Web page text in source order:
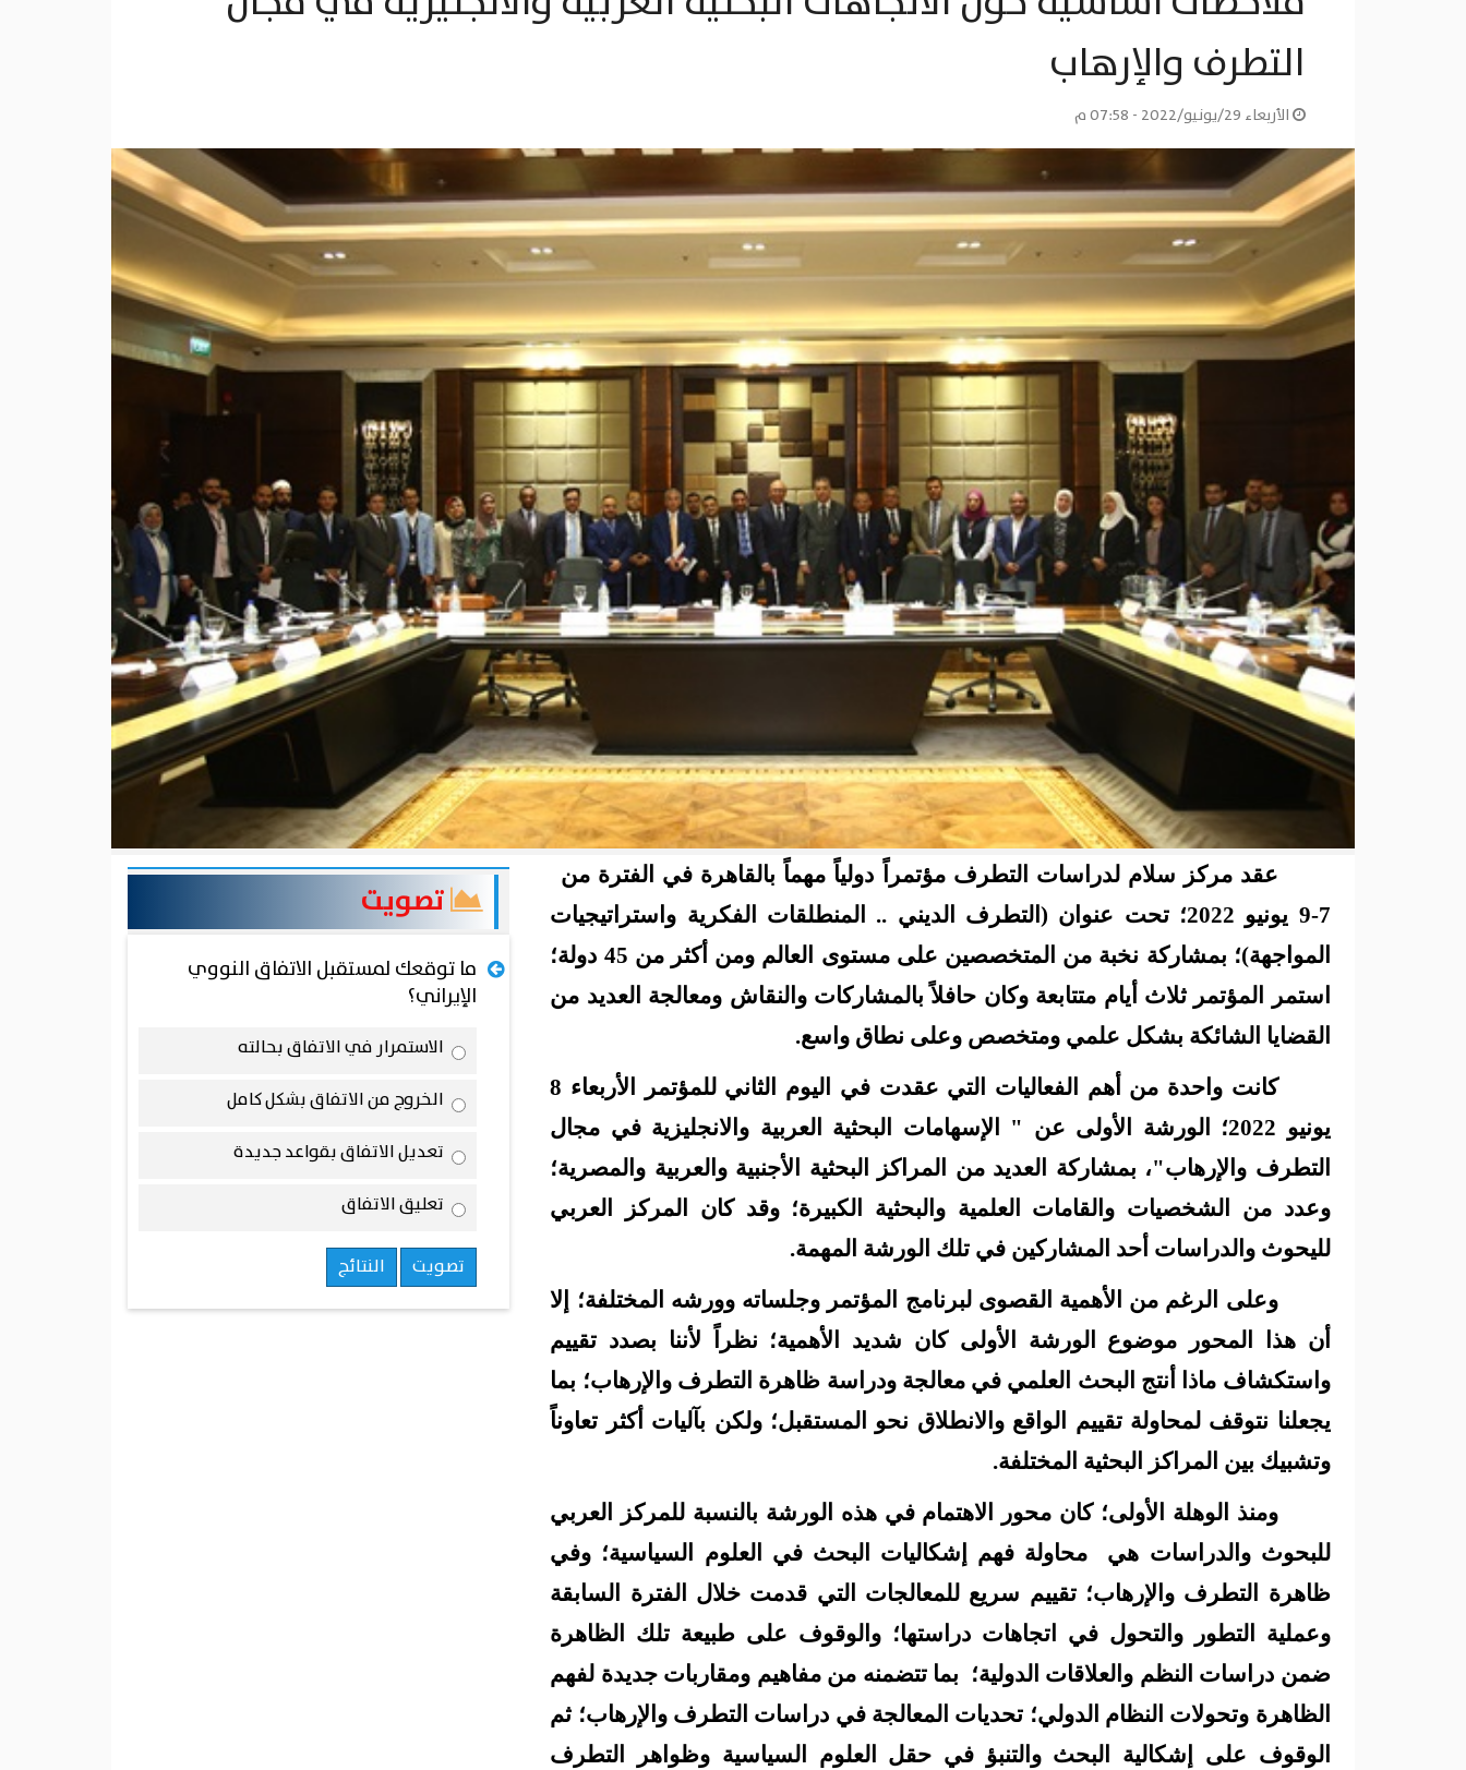
التطرف والإرهاب
الأربعاء 29/يونيو/2022 - 07:58 م
عقد مركز سلام لدراسات التطرف مؤتمراً دولياً مهماً بالقاهرة في الفترة من
7-9 يونيو 2022؛ تحت عنوان (التطرف الديني .. المنطلقات الفكرية واستراتيجيات
المواجهة)؛ بمشاركة نخبة من المتخصصين على مستوى العالم ومن أكثر من 45 دولة؛
استمر المؤتمر ثلاث أيام متتابعة وكان حافلاً بالمشاركات والنقاش ومعالجة العديد من
القضايا الشائكة بشكل علمي ومتخصص وعلى نطاق واسع.
كانت واحدة من أهم الفعاليات التي عقدت في اليوم الثاني للمؤتمر الأربعاء 8
يونيو 2022؛ الورشة الأولى عن " الإسهامات
البحثية العربية والانجليزية في مجال
التطرف والإرهاب"، بمشاركة العديد من المراكز البحثية الأجنبية والعربية والمصرية؛
وعدد من الشخصيات والقامات العلمية والبحثية الكبيرة؛ وقد كان المركز العربي
لليحوث والدراسات أحد المشاركين في تلك الورشة المهمة.
وعلى الرغم من الأهمية القصوى لبرنامج المؤتمر وجلساته وورشه المختلفة؛ إلا
أن هذا المحور موضوع الورشة الأولى كان شديد الأهمية؛ نظراً لأننا بصدد تقييم
واستكشاف ماذا أنتج البحث العلمي في معالجة ودراسة ظاهرة التطرف والإرهاب؛ بما
يجعلنا نتوقف لمحاولة تقييم الواقع والانطلاق نحو المستقبل؛ ولكن بآليات أكثر تعاوناً
وتشبيك بين المراكز البحثية المختلفة.
ومنذ الوهلة الأولى؛ كان محور الاهتمام في هذه الورشة بالنسبة للمركز العربي
للبحوث والدراسات هي
محاولة فهم إشكاليات البحث في العلوم السياسية؛ وفي
ظاهرة التطرف والإرهاب؛ تقييم سريع للمعالجات التي قدمت خلال الفترة السابقة
وعملية التطور والتحول في اتجاهات دراستها؛ والوقوف على طبيعة تلك الظاهرة
ضمن دراسات النظم والعلاقات الدولية؛ بما تتضمنه من مفاهيم ومقاربات جديدة لفهم
الظاهرة وتحولات النظام الدولي؛ تحديات المعالجة في دراسات التطرف والإرهاب؛ ثم
الوقوف على إشكالية البحث والتنبؤ في حقل العلوم السياسية وظواهر التطرف
تصويت
ما توقعك لمستقبل الاتفاق النووي
الإيراني؟
الاستمرار في الاتفاق بحالته
الخروج من الاتفاق بشكل كامل
تعديل الاتفاق بقواعد جديدة
تعليق الاتفاق
تصويت النتائج